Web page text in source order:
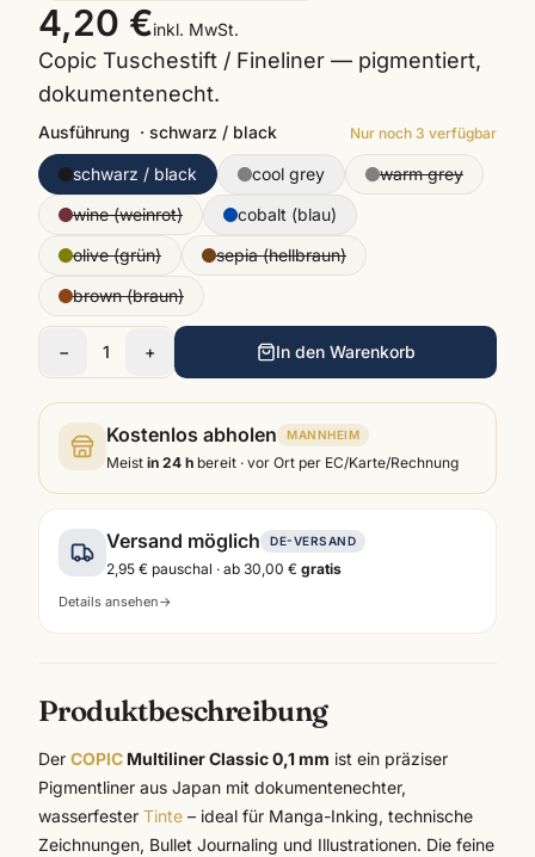
4,20 €inkl. MwSt.
Copic Tuschestift / Fineliner — pigmentiert,
dokumentenecht.
Ausführung · schwarz / black Nur noch 3 verfügbar
schwarz / black cool grey
warm grey
wine (weinrot)
cobalt (blau)
olive (grün)
sepia (hellbraun)
brown (braun)
− 1 + In den Warenkorb
Kostenlos abholen MANNHEIM
Meist in 24 h bereit · vor Ort per EC/Karte/Rechnung
Versand möglich DE-VERSAND
2,95 € pauschal · ab 30,00 € gratis
Details ansehen→
Produktbeschreibung
Der COPIC Multiliner Classic 0,1 mm ist ein präziser
Pigmentliner aus Japan mit dokumentenechter,
wasserfester Tinte – ideal für Manga-Inking, technische
Zeichnungen, Bullet Journaling und Illustrationen. Die feine